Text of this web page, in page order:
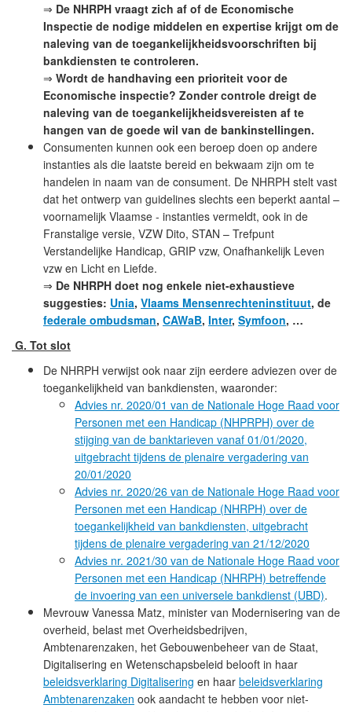
⇒ De NHRPH vraagt zich af of de Economische
Inspectie de nodige middelen en expertise krijgt om de
naleving van de toegankelijkheidsvoorschriften bij
bankdiensten te controleren.
⇒ Wordt de handhaving een prioriteit voor de
Economische inspectie? Zonder controle dreigt de
naleving van de toegankelijkheidsvereisten af te
hangen van de goede wil van de bankinstellingen.
Consumenten kunnen ook een beroep doen op andere
instanties als die laatste bereid en bekwaam zijn om te
handelen in naam van de consument. De NHRPH stelt vast
dat het ontwerp van guidelines slechts een beperkt aantal –
voornamelijk Vlaamse - instanties vermeldt, ook in de
Franstalige versie, VZW Dito, STAN – Trefpunt
Verstandelijke Handicap, GRIP vzw, Onafhankelijk Leven
vzw en Licht en Liefde.
⇒ De NHRPH doet nog enkele niet-exhaustieve
suggesties: Unia, Vlaams Mensenrechteninstituut, de
federale ombudsman, CAWaB, Inter, Symfoon, …
G. Tot slot
De NHRPH verwijst ook naar zijn eerdere adviezen over de
toegankelijkheid van bankdiensten, waaronder:
Advies nr. 2020/01 van de Nationale Hoge Raad voor
Personen met een Handicap (NHPRPH) over de
stijging van de banktarieven vanaf 01/01/2020,
uitgebracht tijdens de plenaire vergadering van
20/01/2020
Advies nr. 2020/26 van de Nationale Hoge Raad voor
Personen met een Handicap (NHRPH) over de
toegankelijkheid van bankdiensten, uitgebracht
tijdens de plenaire vergadering van 21/12/2020
Advies nr. 2021/30 van de Nationale Hoge Raad voor
Personen met een Handicap (NHRPH) betreffende
de invoering van een universele bankdienst (UBD).
Mevrouw Vanessa Matz, minister van Modernisering van de
overheid, belast met Overheidsbedrijven,
Ambtenarenzaken, het Gebouwenbeheer van de Staat,
Digitalisering en Wetenschapsbeleid belooft in haar
beleidsverklaring Digitalisering en haar beleidsverklaring
Ambtenarenzaken ook aandacht te hebben voor niet-